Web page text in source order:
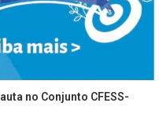
no Conjunto CFESS-